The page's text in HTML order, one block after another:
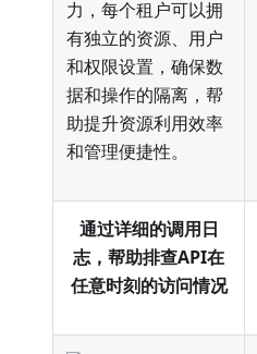
力，每个租户可以拥
有独立的资源、用户
和权限设置，确保数
据和操作的隔离，帮
助提升资源利用效率
和管理便捷性。
通过详细的调用日
志，帮助排查API在
任意时刻的访问情况